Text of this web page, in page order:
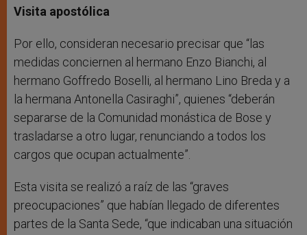
Visita apostólica
Por ello, consideran necesario precisar que “las
medidas conciernen al hermano Enzo Bianchi, al
hermano Goffredo Boselli, al hermano Lino Breda y a
la hermana Antonella Casiraghi”, quienes “deberán
separarse de la Comunidad monástica de Bose y
trasladarse a otro lugar, renunciando a todos los
cargos que ocupan actualmente”.
Esta visita se realizó a raíz de las “graves
preocupaciones” que habían llegado de diferentes
partes de la Santa Sede, “que indicaban una situación